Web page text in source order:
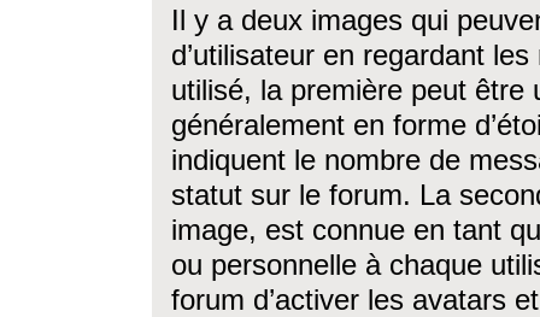
Il y a deux images qui
d’utilisateur en regardant
utilisé, la première peut être
généralement en forme
indiquent le nombre de
statut sur le forum. La
image, est connue en tant
ou personnelle à chaque
forum d’activer les avatars